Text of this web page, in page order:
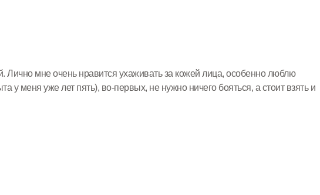
мне очень нравится ухаживать за кожей лица, особенно люблю
у меня уже лет пять), во-первых, не нужно ничего бояться, а стоит взять и